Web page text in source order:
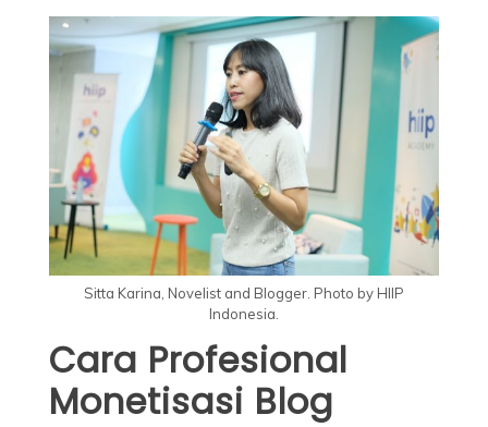
Sitta Karina, Novelist and Blogger. Photo by HIIP
Indonesia.
Cara Profesional
Monetisasi Blog